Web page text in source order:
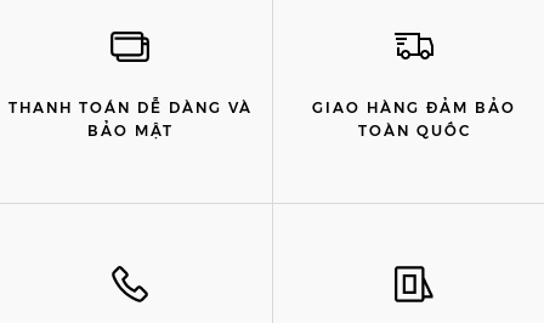
THANH TOÁN DỄ DÀNG VÀ
BẢO MẬT
GIAO HÀNG ĐẢM BẢO
TOÀN QUỐC